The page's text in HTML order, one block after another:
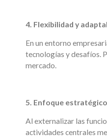
4. Flexibilidad y
En un entorno
tecnologías y desafíos.
mercado.
5. Enfoque
Al externalizar las
actividades centrales